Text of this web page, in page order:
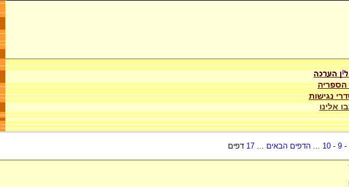
הספריה
נגישות
אלינו
-
9
-
10
...הדפים הבאים ...
17 דפים